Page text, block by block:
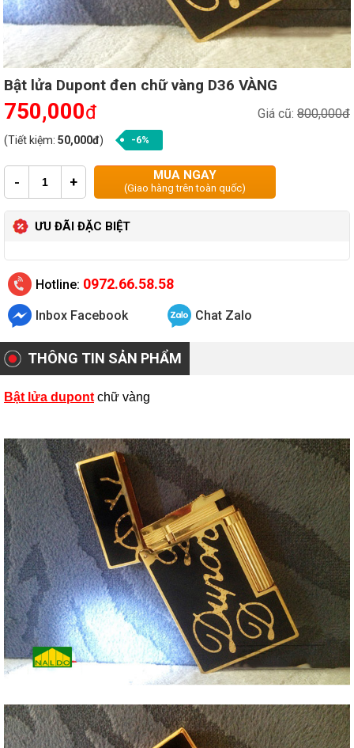
Bật lửa Dupont đen chữ vàng D36 VÀNG
Giá cũ: 800,000đ
750,000đ
(Tiết kiệm: 50,000đ) -6%
- + MUA NGAY
(Giao hàng trên toàn quốc)
ƯU ĐÃI ĐẶC BIỆT
Hotline: 0972.66.58.58
Inbox Facebook Chat Zalo
THÔNG TIN SẢN PHẨM
Bật lửa dupont chữ vàng